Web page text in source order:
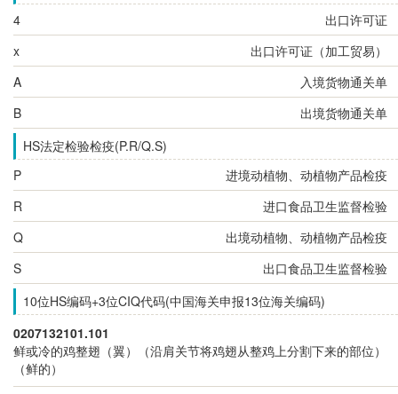
4
出口许可证
x
出口许可证（加工贸易）
A
入境货物通关单
B
出境货物通关单
HS法定检验检疫(P.R/Q.S)
P
进境动植物、动植物产品检疫
R
进口食品卫生监督检验
Q
出境动植物、动植物产品检疫
S
出口食品卫生监督检验
10位HS编码+3位CIQ代码(中国海关申报13位海关编码)
0207132101.101
鲜或冷的鸡整翅（翼）（沿肩关节将鸡翅从整鸡上分割下来的部位）
（鲜的）